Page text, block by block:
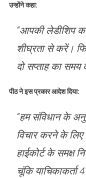
उन्होंने कहा:
“आपकी लेडीशिप
शीघ्रता से करें।
दो सप्ताह का
पीठ ने इस प्रकार आदेश दिया:
“हम संविधान के
विचार करने के
हाईकोर्ट के समक्ष
चूंकि याचिकाकर्ता